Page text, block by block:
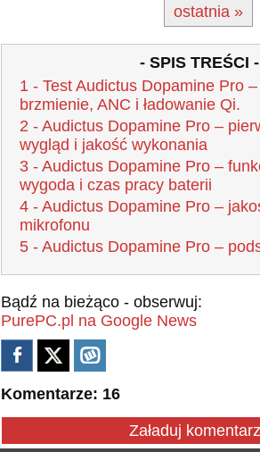
ostatnia »
- SPIS TREŚCI -
1 - Test Audictus Dopamine Pro
brzmienie, ANC i ładowanie Qi.
2 - Audictus Dopamine Pro –
wygląd i jakość wykonania
3 - Audictus Dopamine Pro –
wygoda i czas pracy baterii
4 - Audictus Dopamine Pro –
mikrofonu
5 - Audictus Dopamine Pro –
Bądź na bieżąco - obserwuj:
PurePC.pl na Google News
Komentarze: 16
Załaduj